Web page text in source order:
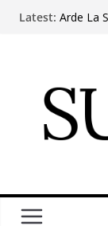
Latest: Arde La
Fear
30 years